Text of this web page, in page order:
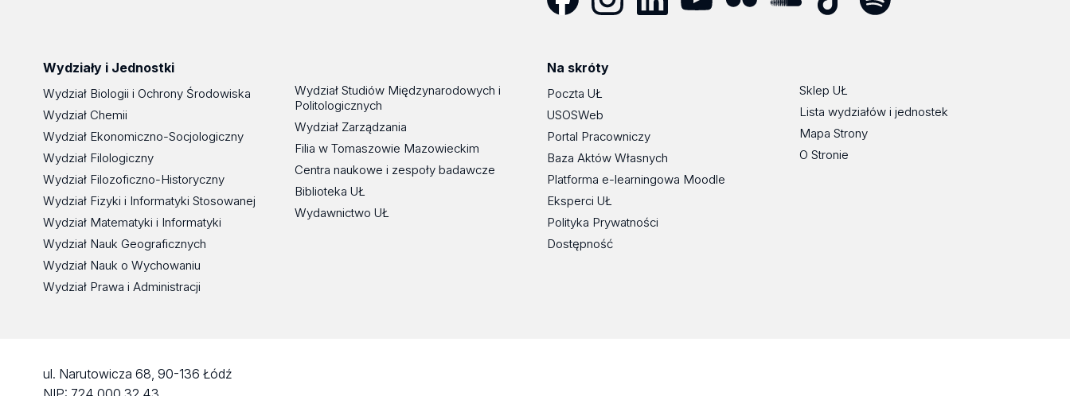
Wydziały i Jednostki
Wydział Biologii i Ochrony Środowiska
Wydział Chemii
Wydział Ekonomiczno-Socjologiczny
Wydział Filologiczny
Wydział Filozoficzno-Historyczny
Wydział Fizyki i Informatyki Stosowanej
Wydział Matematyki i Informatyki
Wydział Nauk Geograficznych
Wydział Nauk o Wychowaniu
Wydział Prawa i Administracji
Wydział Studiów Międzynarodowych i
Politologicznych
Wydział Zarządzania
Filia w Tomaszowie Mazowieckim
Centra naukowe i zespoły badawcze
Biblioteka UŁ
Wydawnictwo UŁ
Na skróty
Poczta UŁ
USOSWeb
Portal Pracowniczy
Baza Aktów Własnych
Platforma e-learningowa Moodle
Eksperci UŁ
Polityka Prywatności
Dostępność
Sklep UŁ
Lista wydziałów i jednostek
Mapa Strony
O Stronie
ul. Narutowicza 68, 90-136 Łódź